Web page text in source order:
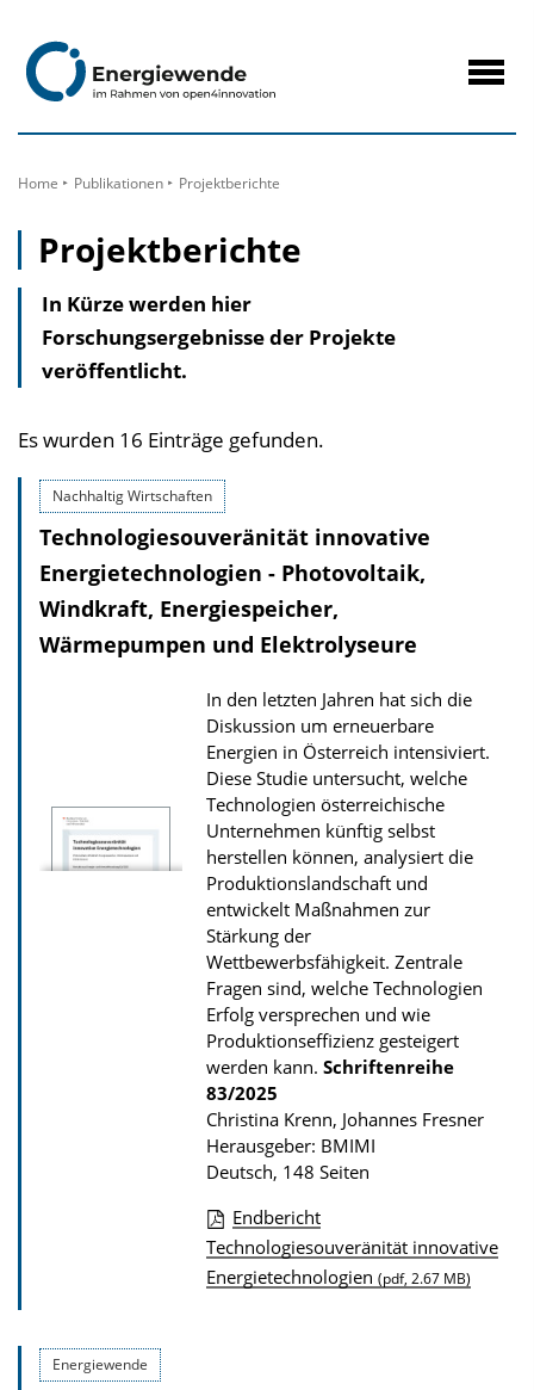
Home Publikationen Projektberichte
Projektberichte
In Kürze werden hier
Forschungsergebnisse der Projekte
veröffentlicht.
Es wurden 16 Einträge gefunden.
Nachhaltig Wirtschaften
Technologiesouveränität innovative
Energietechnologien - Photovoltaik,
Windkraft, Energiespeicher,
Wärmepumpen und Elektrolyseure
In den letzten Jahren hat sich die
Diskussion um erneuerbare
Energien in Österreich intensiviert.
Diese Studie untersucht, welche
Technologien österreichische
Unternehmen künftig selbst
herstellen können, analysiert die
Produktionslandschaft und
entwickelt Maßnahmen zur
Stärkung der
Wettbewerbsfähigkeit. Zentrale
Fragen sind, welche Technologien
Erfolg versprechen und wie
Produktionseffizienz gesteigert
werden kann. Schriftenreihe
83/2025
Christina Krenn, Johannes Fresner
Herausgeber: BMIMI
Deutsch, 148 Seiten
D
o
Endbericht
Technologiesouveränität innovative
Energietechnologien (pdf, 2.67 MB)
Energiewende